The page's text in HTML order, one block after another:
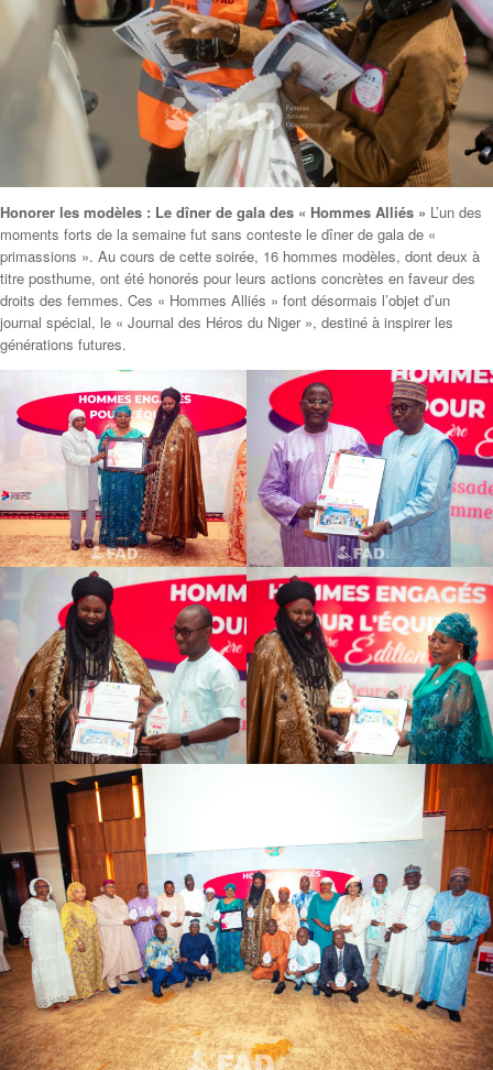
Honorer les modèles : Le dîner de gala des « Hommes Alliés » L’un des
moments forts de la semaine fut sans conteste le dîner de gala de «
primassions ». Au cours de cette soirée, 16 hommes modèles, dont deux à
titre posthume, ont été honorés pour leurs actions concrètes en faveur des
droits des femmes. Ces « Hommes Alliés » font désormais l’objet d’un
journal spécial, le « Journal des Héros du Niger », destiné à inspirer les
générations futures.